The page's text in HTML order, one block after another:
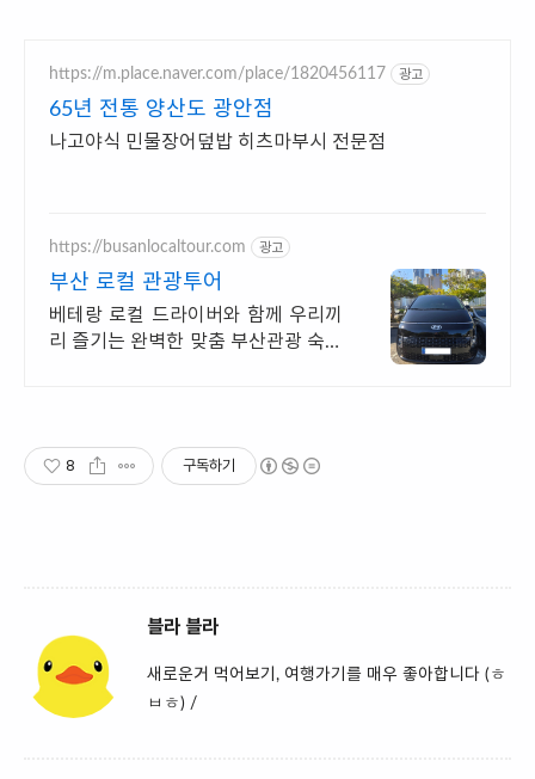
https://m.place.naver.com/place/1820456117 광고
65년 전통 양산도 광안점
나고야식 민물장어덮밥 히츠마부시 전문점
https://busanlocaltour.com 광고
부산 로컬 관광투어
베테랑 로컬 드라이버와 함께 우리끼
리 즐기는 완벽한 맞춤 부산관광 숙소
8 구독하기
블라 블라
새로운거 먹어보기, 여행가기를 매우 좋아합니다 (ㅎ
ㅂㅎ) /